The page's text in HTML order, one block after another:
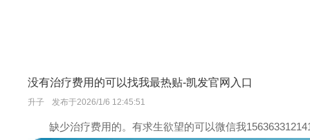
没有治疗费用的可以找我最热贴-凯发官网入口
升子 发布于2026/1/6 12:45:51
缺少治疗费用的。有求生欲望的可以微信我